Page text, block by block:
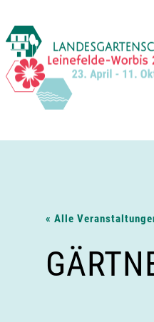
Inhalt
springen
« Alle